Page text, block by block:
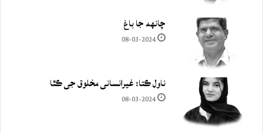
چانهه جا باغ
08-03-2024
ناول ڪتا: غيرانساني مخلوق جي ڪٿا
08-03-2024